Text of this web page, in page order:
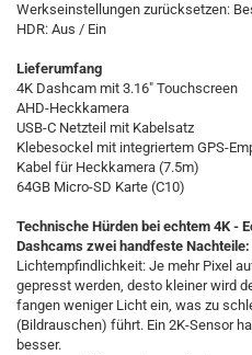
Werkseinstellungen zurücksetzen:
HDR: Aus / Ein
Lieferumfang
4K Dashcam mit 3.16" Touchscreen
AHD-Heckkamera
USB-C Netzteil mit Kabelsatz
Klebesockel mit integriertem GPS-
Kabel für Heckkamera (7.5m)
64GB Micro-SD Karte (C10)
Technische Hürden bei echtem 4K -
Dashcams zwei handfeste Nachteile:
Lichtempfindlichkeit: Je mehr Pixel
gepresst werden, desto kleiner wird
fangen weniger Licht ein, was zu
(Bildrauschen) führt. Ein 2K-Sensor
besser.